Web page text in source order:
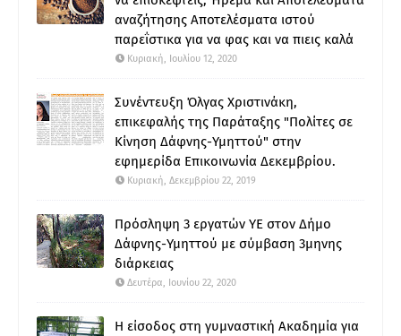
αναζήτησης Αποτελέσματα ιστού
παρεΐστικα για να φας και να πιεις καλά
Κυριακή, Ιουλίου 12, 2020
Συνέντευξη Όλγας Χριστινάκη,
επικεφαλής της Παράταξης "Πολίτες σε
Κίνηση Δάφνης-Υμηττού" στην
εφημερίδα Επικοινωνία Δεκεμβρίου.
Κυριακή, Δεκεμβρίου 22, 2019
Πρόσληψη 3 εργατών ΥΕ στον Δήμο
Δάφνης-Υμηττού με σύμβαση 3μηνης
διάρκειας
Δευτέρα, Ιουνίου 22, 2020
Η είσοδος στη γυμναστική Ακαδημία για